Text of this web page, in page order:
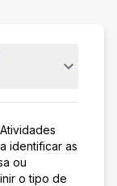
identificar as
ou
o tipo de